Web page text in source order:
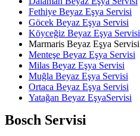
Fethiye Beyaz Eşya Servisi
Göcek Beyaz Eşya Servisi
Köyceğiz Beyaz Eşya Servisi
Marmaris Beyaz Eşya Servisi
Menteşe Beyaz Eşya Servisi
Milas Beyaz Eşya Servisi
Muğla Beyaz Eşya Servisi
Ortaca Beyaz Eşya Servisi
Yatağan Beyaz EşyaServisi
Bosch Servisi